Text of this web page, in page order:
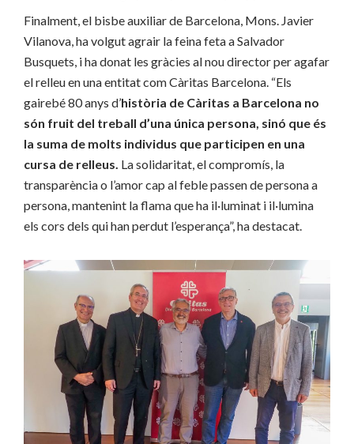
Finalment, el bisbe auxiliar de Barcelona, Mons. Javier
Vilanova, ha volgut agrair la feina feta a Salvador
Busquets, i ha donat les gràcies al nou director per agafar
el relleu en una entitat com Càritas Barcelona. “Els
gairebé 80 anys d’història de Càritas a Barcelona no
són fruit del treball d’una única persona, sinó que és
la suma de molts individus que participen en una
cursa de relleus. La solidaritat, el compromís, la
transparència o l’amor cap al feble passen de persona a
persona, mantenint la flama que ha il·luminat i il·lumina
els cors dels qui han perdut l’esperança”, ha destacat.